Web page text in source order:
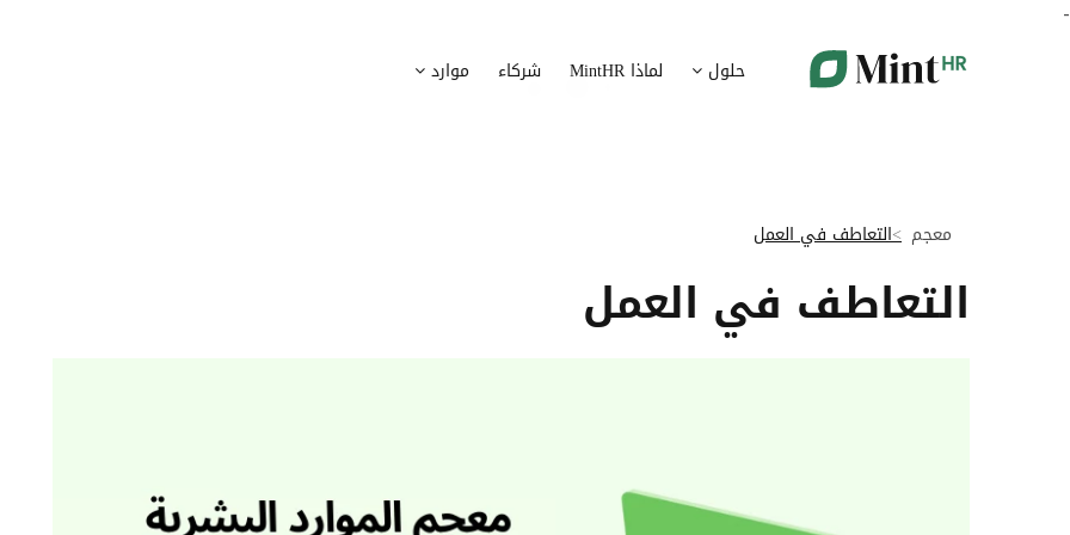
حلول لماذا MintHR شركاء موارد
-
معجم التعاطف في العمل
التعاطف في العمل
بيانات الموارد البشرية ممركزة في بوابة واحدة قم برقمنة عملية التوظيف الخاصة بك
تدبير الوثائق
قم بإدارة الوثائق الإدارية بشكل أوتوماتيكي